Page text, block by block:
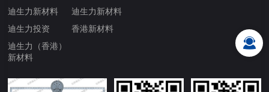
迪生力新材料
迪生力投资
迪生力（香港）
新材料
迪生力新材料
香港新材料